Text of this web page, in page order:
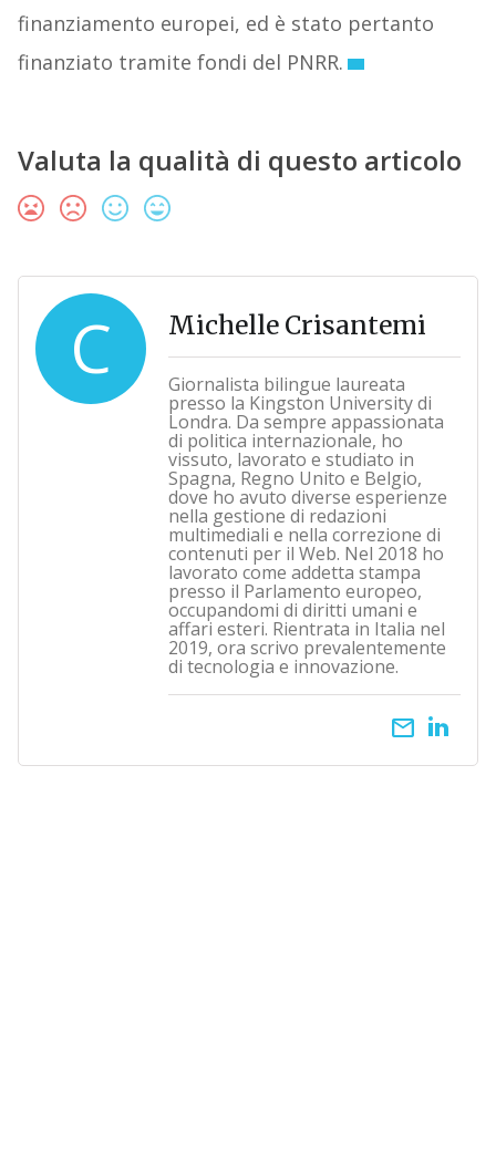
finanziamento europei, ed è stato pertanto
finanziato tramite fondi del PNRR.
Valuta la qualità di questo articolo
C Michelle Crisantemi
Giornalista bilingue laureata
presso la Kingston University di
Londra. Da sempre appassionata
di politica internazionale, ho
vissuto, lavorato e studiato in
Spagna, Regno Unito e Belgio,
dove ho avuto diverse esperienze
nella gestione di redazioni
multimediali e nella correzione di
contenuti per il Web. Nel 2018 ho
lavorato come addetta stampa
presso il Parlamento europeo,
occupandomi di diritti umani e
affari esteri. Rientrata in Italia nel
2019, ora scrivo prevalentemente
di tecnologia e innovazione.
email